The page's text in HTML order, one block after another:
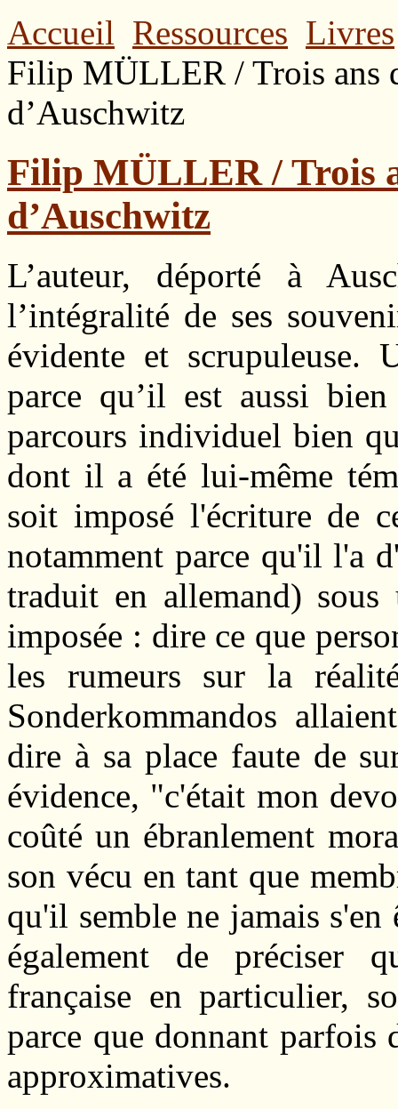
Accueil Ressources Livres
Filip MÜLLER / Trois ans
d’Auschwitz
Filip MÜLLER / Trois
d’Auschwitz
L’auteur, déporté à
l’intégralité de ses
évidente et scrupuleuse.
parce qu’il est aussi
parcours individuel bien
dont il a été lui-même
soit imposé l'écriture de
notamment parce qu'il l'a
traduit en allemand)
imposée : dire ce que
les rumeurs sur la
Sonderkommandos
dire à sa place faute de
évidence, "c'était mon
coûté un ébranlement
son vécu en tant que
qu'il semble ne jamais s'en
également de préciser
française en particulier,
parce que donnant parfois
approximatives.